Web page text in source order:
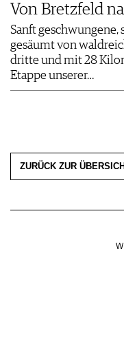
Von Bretzfeld
Sanft
gesäumt von
dritte und mit 28
Etappe unserer…
ZURÜCK ZUR